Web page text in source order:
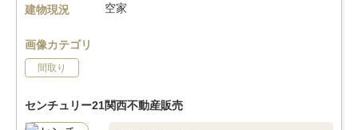
建物現況
空家
画像カテゴリ
間取り
センチュリー21関西不動産販売